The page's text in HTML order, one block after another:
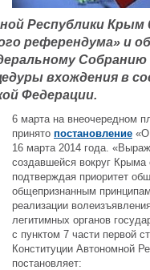
Республики Крым
референдума» и
вхождения в
Федерации.
6 марта на внеочередном
принято постановление «О
16 марта 2014 года.
создавшейся вокруг Крыма
подтверждая приоритет
общепризнанным
реализации
легитимных органов
с пунктом 7 части первой
Конституции Автономной
постановляет: